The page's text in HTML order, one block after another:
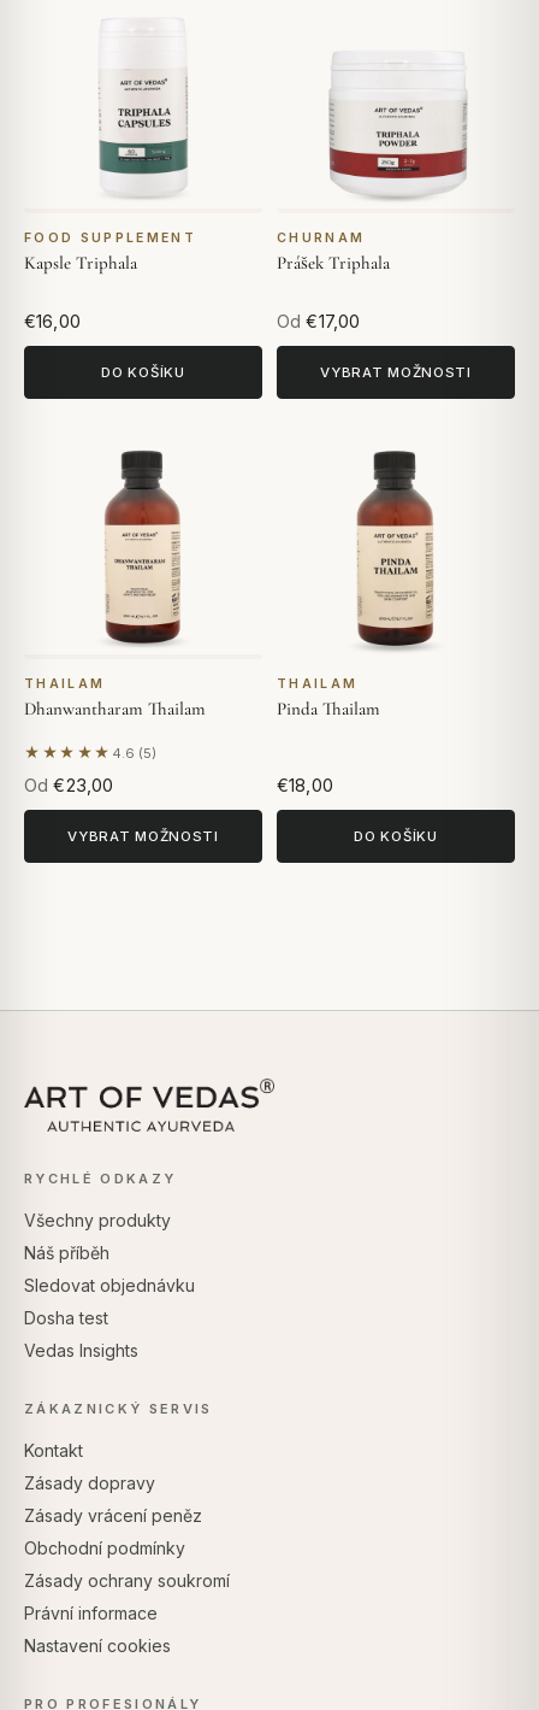
FOOD SUPPLEMENT
Kapsle Triphala
€16,00
DO KOŠÍKU
CHURNAM
Prášek Triphala
Od €17,00
VYBRAT MOŽNOSTI
THAILAM
Dhanwantharam Thailam
★★★★★ 4.6 (5)
Na základě 5 hodnocení
Od €23,00
VYBRAT MOŽNOSTI
THAILAM
Pinda Thailam
€18,00
DO KOŠÍKU
RYCHLÉ ODKAZY
Všechny produkty
Náš příběh
Sledovat objednávku
Dosha test
Vedas Insights
ZÁKAZNICKÝ SERVIS
Kontakt
Zásady dopravy
Zásady vrácení peněz
Obchodní podmínky
Zásady ochrany soukromí
Právní informace
Nastavení cookies
PRO PROFESIONÁLY